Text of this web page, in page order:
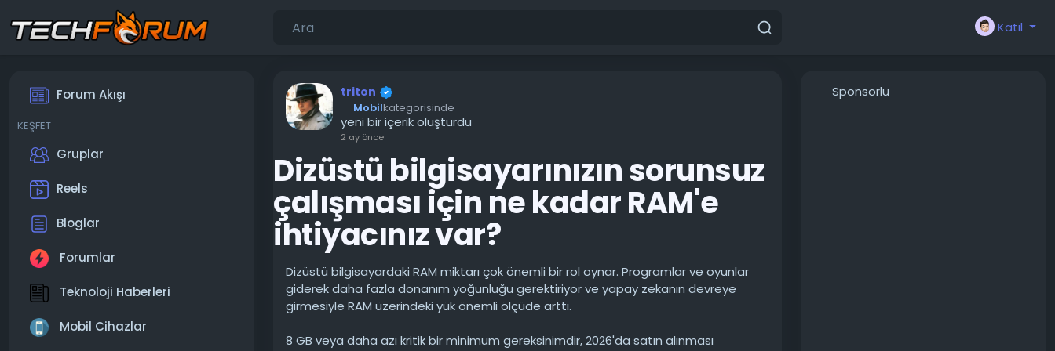
Katıl
Forum Akışı
KEŞFET
Gruplar
Reels
Bloglar
Forumlar
Teknoloji Haberleri
Mobil Cihazlar
triton
Mobilkategorisinde
yeni bir içerik oluşturdu
2 ay önce
Dizüstü bilgisayarınızın sorunsuz
çalışması için ne kadar RAM'e
ihtiyacınız var?
Dizüstü bilgisayardaki RAM miktarı çok önemli bir rol oynar. Programlar ve oyunlar
giderek daha fazla donanım yoğunluğu gerektiriyor ve yapay zekanın devreye
girmesiyle RAM üzerindeki yük önemli ölçüde arttı.
8 GB veya daha azı kritik bir minimum gereksinimdir, 2026'da satın alınması
Sponsorlu